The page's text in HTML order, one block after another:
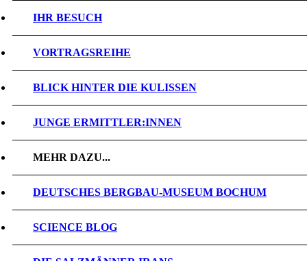
IHR BESUCH
VORTRAGSREIHE
BLICK HINTER DIE KULISSEN
JUNGE ERMITTLER:INNEN
MEHR DAZU...
DEUTSCHES BERGBAU-MUSEUM BOCHUM
SCIENCE BLOG